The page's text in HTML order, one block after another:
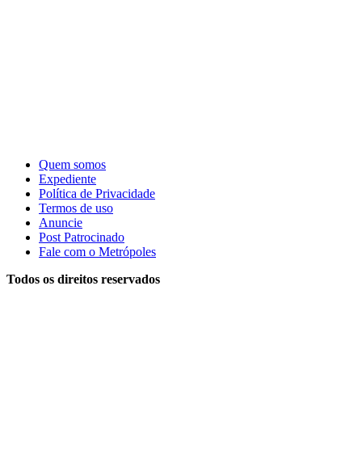
Quem somos
Expediente
Política de Privacidade
Termos de uso
Anuncie
Post Patrocinado
Fale com o Metrópoles
Todos os direitos reservados